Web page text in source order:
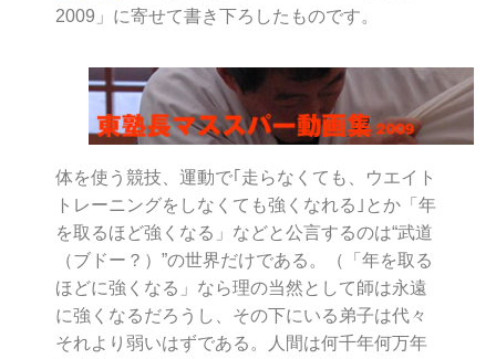
2009」に寄せて書き下ろしたものです。
体を使う競技、運動で｢走らなくても、ウエイト
トレーニングをしなくても強くなれる｣とか「年
を取るほど強くなる」などと公言するのは“武道
（ブドー？）”の世界だけである。（「年を取る
ほどに強くなる」なら理の当然として師は永遠
に強くなるだろうし、その下にいる弟子は代々
それより弱いはずである。人間は何千年何万年